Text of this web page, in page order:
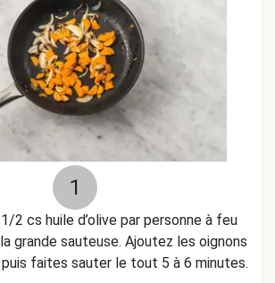
1
2 cs huile d’olive par personne à feu
grande sauteuse. Ajoutez les oignons
faites sauter le tout 5 à 6 minutes.